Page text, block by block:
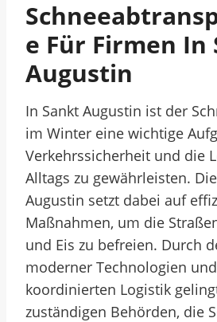
E Für Firmen In
Augustin
In Sankt Augustin ist der
im Winter eine wichtige
Verkehrssicherheit und die
Alltags zu gewährleisten.
Augustin setzt dabei auf
Maßnahmen, um die
und Eis zu befreien. Durch
moderner Technologien
koordinierten Logistik
zuständigen Behörden, die